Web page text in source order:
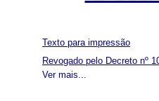
Ver mais...
Texto para impressão
Revogado pelo Decreto nº